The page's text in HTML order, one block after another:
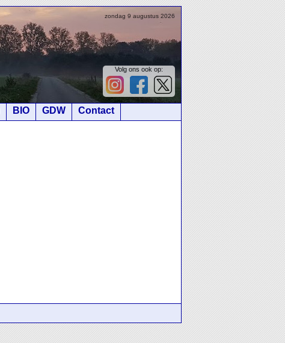
zondag 9 augustus 2026
Volg ons ook op:
BIO GDW Contact